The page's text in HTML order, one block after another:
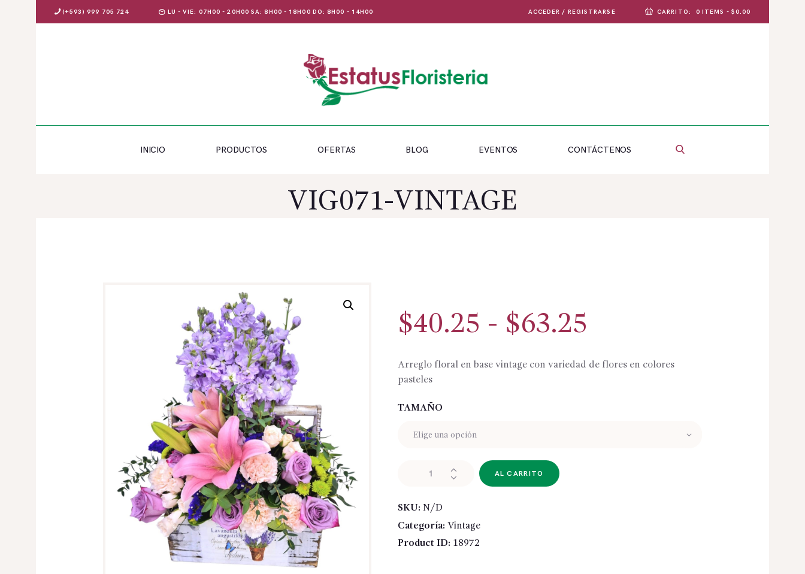
(+593) 999 705 724 LU - VIE: 07H00 - 20H00 SA: 8H00 - 18H00 DO: 8H00 - 14H00 ACCEDER / REGISTRARSE CARRITO: 0 ITEMS - $0.00
INICIO PRODUCTOS OFERTAS BLOG EVENTOS CONTÁCTENOS
VIG071-VINTAGE
$40.25 - $63.25
desde
Arreglo floral en base vintage con variedad de flores en colores
pasteles
TAMAÑO
AL CARRITO
SKU: N/D
Categoría: Vintage
Product ID: 18972